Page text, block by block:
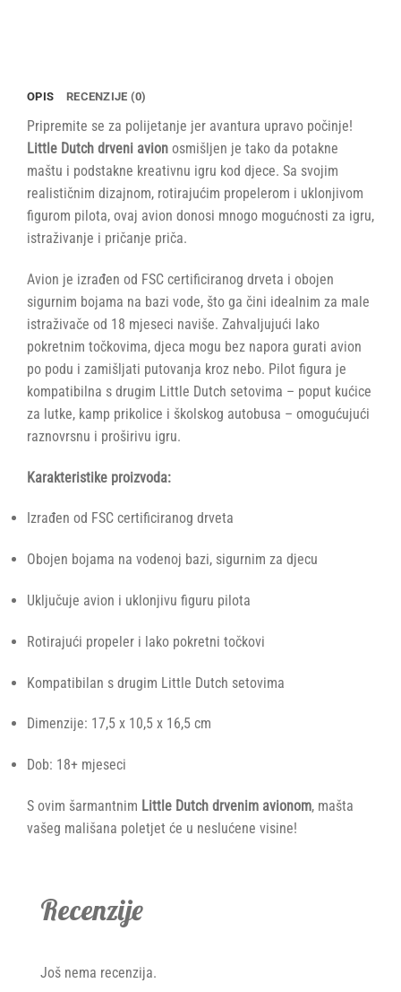
OPIS RECENZIJE (0)
Pripremite se za polijetanje jer avantura upravo počinje!
Little Dutch drveni avion osmišljen je tako da potakne
maštu i podstakne kreativnu igru kod djece. Sa svojim
realističnim dizajnom, rotirajućim propelerom i uklonjivom
figurom pilota, ovaj avion donosi mnogo mogućnosti za igru,
istraživanje i pričanje priča.
Avion je izrađen od FSC certificiranog drveta i obojen
sigurnim bojama na bazi vode, što ga čini idealnim za male
istraživače od 18 mjeseci naviše. Zahvaljujući lako
pokretnim točkovima, djeca mogu bez napora gurati avion
po podu i zamišljati putovanja kroz nebo. Pilot figura je
kompatibilna s drugim Little Dutch setovima – poput kućice
za lutke, kamp prikolice i školskog autobusa – omogućujući
raznovrsnu i proširivu igru.
Karakteristike proizvoda:
Izrađen od FSC certificiranog drveta
Obojen bojama na vodenoj bazi, sigurnim za djecu
Uključuje avion i uklonjivu figuru pilota
Rotirajući propeler i lako pokretni točkovi
Kompatibilan s drugim Little Dutch setovima
Dimenzije: 17,5 x 10,5 x 16,5 cm
Dob: 18+ mjeseci
S ovim šarmantnim Little Dutch drvenim avionom, mašta
vašeg mališana poletjet će u neslućene visine!
Recenzije
Još nema recenzija.